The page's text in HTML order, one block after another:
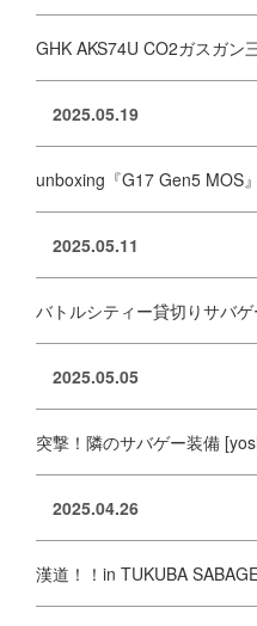
GHK AKS74U CO2ガスガン
2025.05.19
unboxing『G17 Gen5 MOS
2025.05.11
バトルシティー貸切りサバゲ
2025.05.05
突撃！隣のサバゲー装備
2025.04.26
漢道！！in TUKUBA